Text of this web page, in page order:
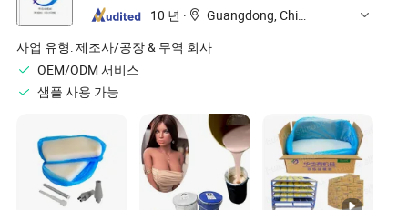
10 년 ·
Guangdong, China
사업 유형:제조사/공장 & 무역 회사
OEM/ODM 서비스
샘플 사용 가능